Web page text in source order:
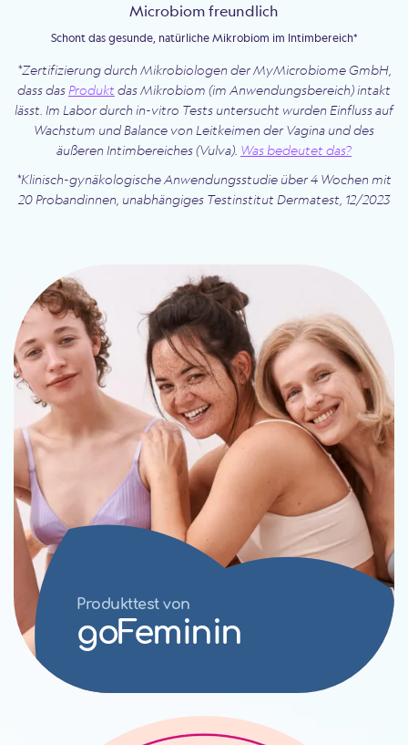
Microbiom freundlich
Schont das gesunde, natürliche Mikrobiom im Intimbereich*
*Zertifizierung durch Mikrobiologen der MyMicrobiome GmbH,
dass dasProdukt das Mikrobiom (im Anwendungsbereich) intakt
lässt. Im Labor durch in-vitro Tests untersucht wurden Einfluss auf
Wachstum und Balance von Leitkeimen der Vagina und des
äußeren Intimbereiches (Vulva). Was bedeutet das?
*Klinisch-gynäkologische Anwendungsstudie über 4 Wochen mit
20 Probandinnen, unabhängiges Testinstitut Dermatest, 12/2023
Produkttest von
goFeminin